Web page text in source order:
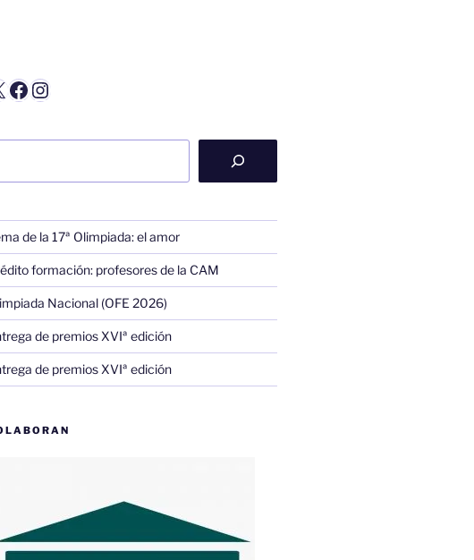
Facebook
Instagram
de la 17ª Olimpiada: el amor
formación: profesores de la CAM
Nacional (OFE 2026)
de premios XVIª edición
de premios XVIª edición